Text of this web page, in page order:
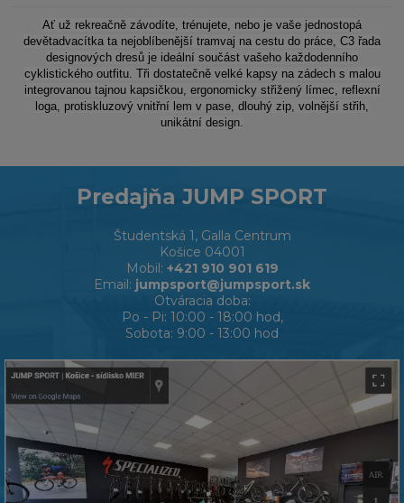
Ať už rekreačně závodíte, trénujete, nebo je vaše jednostopá
devětadvacítka ta nejoblíbenější tramvaj na cestu do práce, C3 řada
designových dresů je ideální součást vašeho každodenního
cyklistického outfitu. Tři dostatečně velké kapsy na zádech s malou
integrovanou tajnou kapsičkou, ergonomicky střižený límec, reflexní
loga, protiskluzový vnitřní lem v pase, dlouhý zip, volnější střih,
unikátní design.
Predajňa JUMP SPORT
Študentská 1, Galla Centrum
Košice 04001
Mobil: +421 910 901 619
Email: jumpsport@jumpsport.sk
Otváracia doba:
Po - Pi: 10:00 - 18:00 hod,
Sobota: 9:00 - 13:00 hod